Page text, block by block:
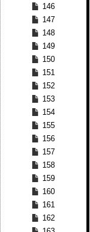
146
147
148
149
150
151
152
153
154
155
156
157
158
159
160
161
162